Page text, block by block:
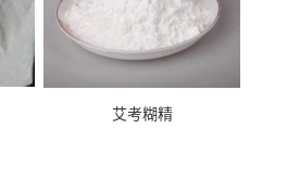
艾考糊精